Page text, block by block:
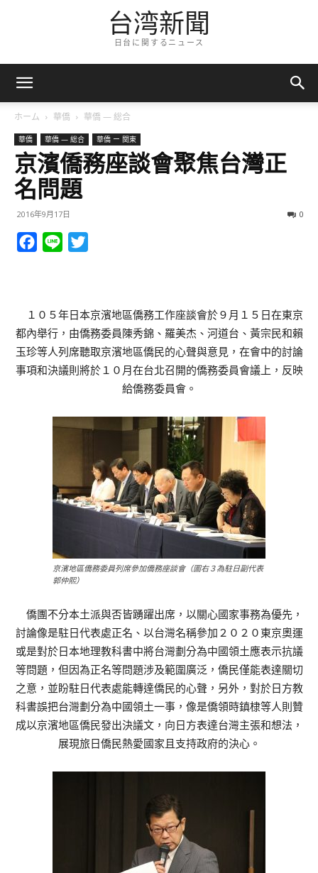
台湾新聞
日台に関するニュース
ホーム 華僑 華僑 — 総合
華僑 華僑 — 総合 華僑 ー 関東
京濱僑務座談會聚焦台灣正
名問題
2016年9月17日 0
Facebook
Line
１０５年日本京濱地區僑務工作座談會於９月１５日在東京
都內舉行，由僑務委員陳秀錦、羅美杰、河道台、黃宗民和賴
玉珍等人列席聽取京濱地區僑民的心聲與意見，在會中的討論
事項和決議則將於１０月在台北召開的僑務委員會議上，反映
給僑務委員會。
京濱地區僑務委員列席參加僑務座談會（圖右３為駐日副代表
郭仲熙）
僑團不分本土派與否皆踴躍出席，以關心國家事務為優先，
討論像是駐日代表處正名、以台灣名稱參加２０２０東京奧運
或是對於日本地理教科書中將台灣劃分為中國領土應表示抗議
等問題，但因為正名等問題涉及範圍廣泛，僑民僅能表達關切
之意，並盼駐日代表處能轉達僑民的心聲，另外，對於日方教
科書誤把台灣劃分為中國領土一事，像是僑領時鎮棣等人則贊
成以京濱地區僑民發出決議文，向日方表達台灣主張和想法，
展現旅日僑民熱愛國家且支持政府的決心。